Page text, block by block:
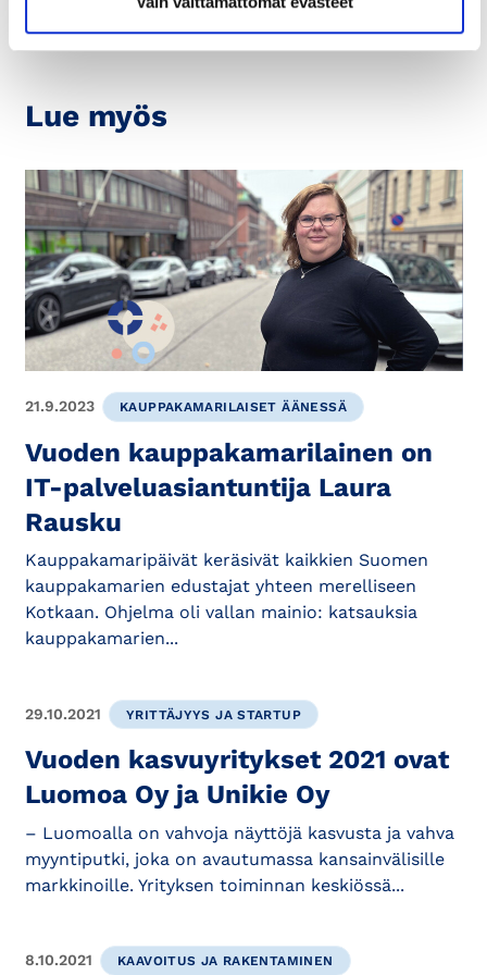
Lue myös
21.9.2023 KAUPPAKAMARILAISET ÄÄNESSÄ
Vuoden kauppakamarilainen on
IT-palveluasiantuntija Laura
Rausku
Kauppakamaripäivät keräsivät kaikkien Suomen
kauppakamarien edustajat yhteen merelliseen
Kotkaan. Ohjelma oli vallan mainio: katsauksia
kauppakamarien...
29.10.2021 YRITTÄJYYS JA STARTUP
Vuoden kasvuyritykset 2021 ovat
Luomoa Oy ja Unikie Oy
– Luomoalla on vahvoja näyttöjä kasvusta ja vahva
myyntiputki, joka on avautumassa kansainvälisille
markkinoille. Yrityksen toiminnan keskiössä...
8.10.2021 KAAVOITUS JA RAKENTAMINEN